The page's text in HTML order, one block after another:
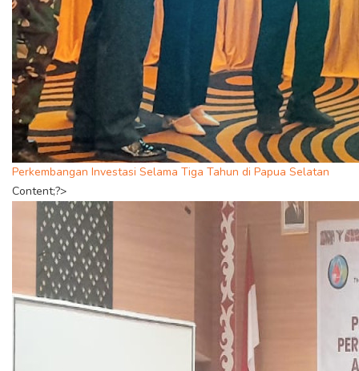
Perkembangan Investasi Selama Tiga Tahun di Papua Selatan
Content;?>